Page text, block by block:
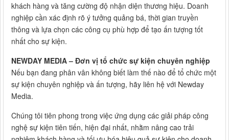
khách hàng và tăng cường độ nhận diện thương hiệu. Doanh
nghiệp cần xác định rõ ý tưởng quảng bá, thời gian truyền
thông và lựa chọn các công cụ phù hợp để tạo ấn tượng tốt
nhất cho sự kiện.
NEWDAY MEDIA – Đơn vị tổ chức sự kiện chuyên nghiệp
Nếu bạn đang phân vân không biết làm thế nào để tổ chức một
sự kiện chuyên nghiệp và ấn tượng, hãy liên hệ với Newday
Media.
Chúng tôi tiên phong trong việc ứng dụng các giải pháp công
nghệ sự kiện tiên tiến, hiện đại nhất, nhằm nâng cao trải